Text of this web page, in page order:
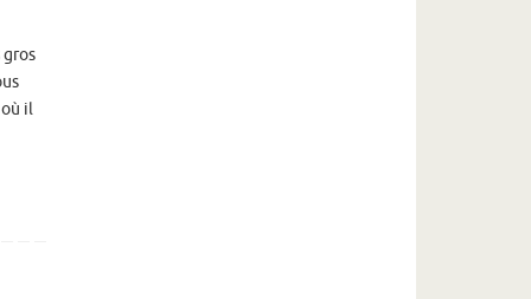
gros
il